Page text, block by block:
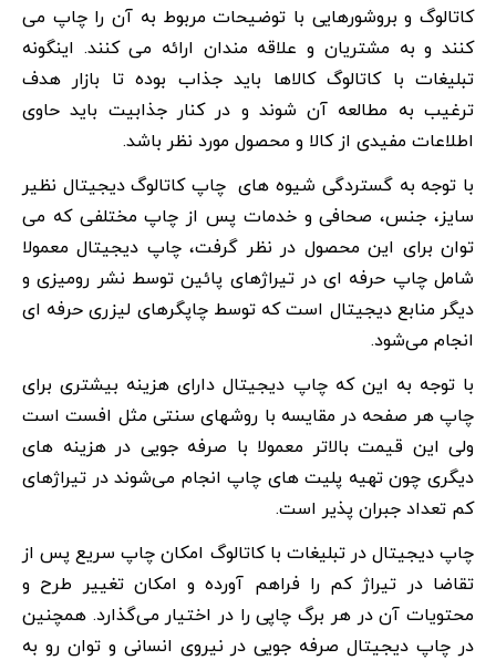
کاتالوگ و بروشورهایی با توضیحات مربوط به آن را چاپ می
کنند و به مشتریان و علاقه مندان ارائه می کنند. اینگونه
تبلیغات با کاتالوگ کالاها باید جذاب بوده تا بازار هدف
ترغیب به مطالعه آن شوند و در کنار جذابیت باید حاوی
اطلاعات مفیدی از کالا و محصول مورد نظر باشد.
با توجه به گستردگی شیوه های چاپ کاتالوگ دیجیتال نظیر
سایز، جنس، صحافی و خدمات پس از چاپ مختلفی که می
توان برای این محصول در نظر گرفت، چاپ دیجیتال معمولا
شامل چاپ حرفه ای در تیراژهای پائین توسط نشر رومیزی و
دیگر منابع دیجیتال است که توسط چاپگرهای لیزری حرفه ای
انجام می‌شود.
با توجه به این که چاپ دیجیتال دارای هزینه بیشتری برای
چاپ هر صفحه در مقایسه با روشهای سنتی مثل افست است
ولی این قیمت بالاتر معمولا با صرفه جویی در هزینه های
دیگری چون تهیه پلیت های چاپ انجام می‌شوند در تیراژهای
کم تعداد جبران پذیر است.
چاپ دیجیتال در تبلیغات با کاتالوگ امکان چاپ سریع پس از
تقاضا در تیراژ کم را فراهم آورده و امکان تغییر طرح و
محتویات آن در هر برگ چاپی را در اختیار می‌گذارد. همچنین
در چاپ دیجیتال صرفه جویی در نیروی انسانی و توان رو به